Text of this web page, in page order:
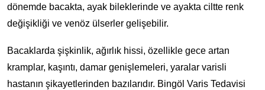
dönemde bacakta, ayak bileklerinde ve ayakta ciltte renk
değişikliği ve venöz ülserler gelişebilir.
Bacaklarda şişkinlik, ağırlık hissi, özellikle gece artan
kramplar, kaşıntı, damar genişlemeleri, yaralar varisli
hastanın şikayetlerinden bazılarıdır. Bingöl Varis Tedavisi